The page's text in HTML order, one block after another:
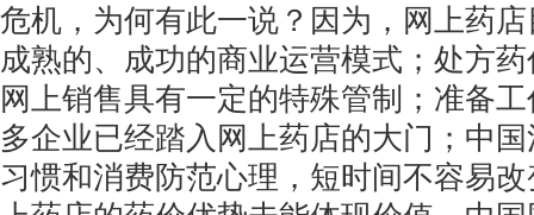
危机，为何有此一说？因为，网上药
成熟的、成功的商业运营模式；处方
网上销售具有一定的特殊管制；准备
多企业已经踏入网上药店的大门；中
习惯和消费防范心理，短时间不容易